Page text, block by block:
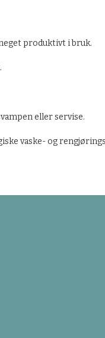
produktivt i bruk.
eller servise.
vaske- og